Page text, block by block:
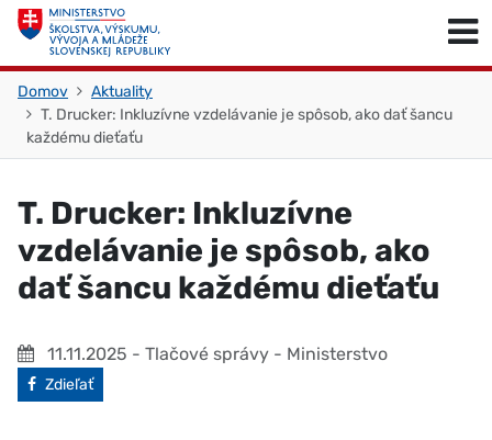
Skočiť na obsah
Domov
Aktuality
T. Drucker: Inkluzívne vzdelávanie je spôsob, ako dať šancu
každému dieťaťu
T. Drucker: Inkluzívne
vzdelávanie je spôsob, ako
dať šancu každému dieťaťu
11.11.2025 - Tlačové správy - Ministerstvo
Facebook
Zdieľať
Skočiť na začiatok stránky